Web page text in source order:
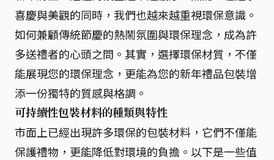
喜慶與美觀的同時，我們也越來越重視環保意識。
如何兼顧傳統節慶的熱鬧氛圍與環保理念，成為許
多送禮者的心頭之問。其實，選擇環保材質，不僅
能展現您的環保理念，更能為您的新年禮品包裝增
添一份獨特的質感與格調。
可持續性包裝材料的種類與特性
市面上已經出現許多環保的包裝材料，它們不僅能
保護禮物，更能降低對環境的負擔。以下是一些值